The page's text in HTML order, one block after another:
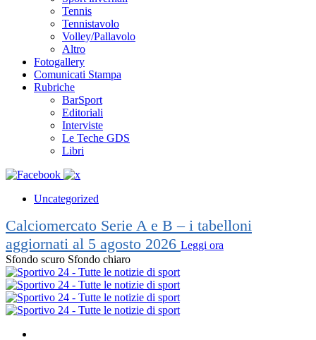
Tennis
Tennistavolo
Volley/Pallavolo
Altro
Fotogallery
Comunicati Stampa
Rubriche
BarSport
Editoriali
Interviste
Le Teche GDS
Libri
Uncategorized
Calciomercato Serie A e B – i tabelloni
aggiornati al 5 agosto 2026 Leggi ora
Sfondo scuro Sfondo chiaro